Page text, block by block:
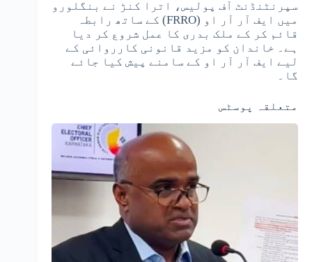
سپرنٹنڈنٹ آف پولیس، اترا کنڑ نے بنگلورو
میں ایف آر آر او (FRRO) کے ساتھ رابطہ
قائم کر کے ملک بدری کا عمل شروع کر دیا
ہے۔ خاندان کو مزید قانونی کارروائی کے
لیے ایف آر آر او کے سامنے پیش کیا جائے
گا۔
متعلقہ پوسٹس